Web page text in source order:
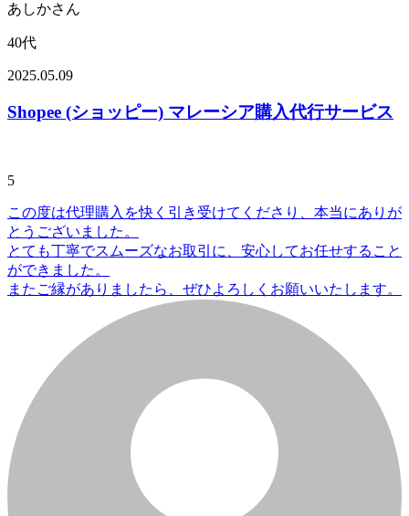
あしかさん
40代
2025.05.09
Shopee (ショッピー) マレーシア購入代行サービス
5
この度は代理購入を快く引き受けてくださり、本当にありが
とうございました。
とても丁寧でスムーズなお取引に、安心してお任せすること
ができました。
またご縁がありましたら、ぜひよろしくお願いいたします。